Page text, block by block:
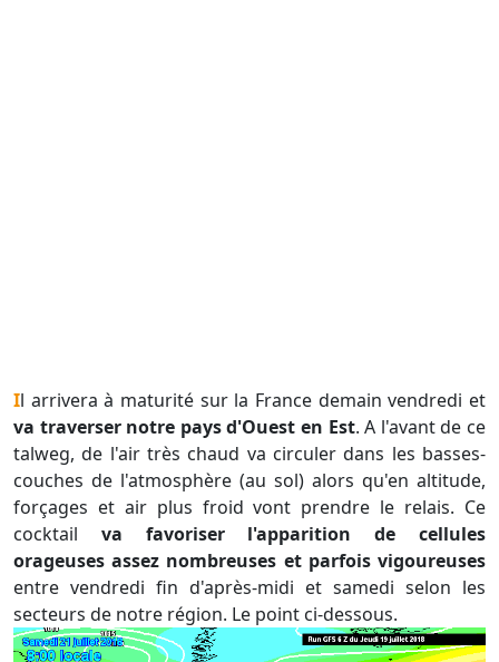
Il arrivera à maturité sur la France demain vendredi et
va traverser notre pays d'Ouest en Est. A l'avant de ce
talweg, de l'air très chaud va circuler dans les basses-
couches de l'atmosphère (au sol) alors qu'en altitude,
forçages et air plus froid vont prendre le relais. Ce
cocktail va favoriser l'apparition de cellules
orageuses assez nombreuses et parfois vigoureuses
entre vendredi fin d'après-midi et samedi selon les
secteurs de notre région. Le point ci-dessous.